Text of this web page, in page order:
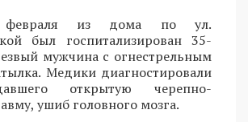
из дома по ул.
был госпитализирован 35-
мужчина с огнестрельным
Медики диагностировали
открытую черепно-
ушиб головного мозга.